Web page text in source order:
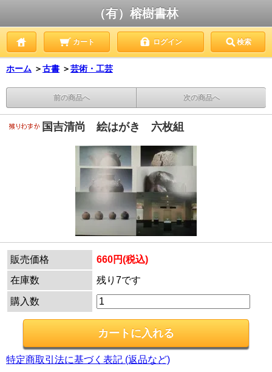
（有）榕樹書林
カート ログイン 検索
ホーム ＞古書 ＞芸術・工芸
前の商品へ 次の商品へ
国吉清尚 絵はがき 六枚組
販売価格
660円(税込)
在庫数
残り7です
購入数
特定商取引法に基づく表記 (返品など)